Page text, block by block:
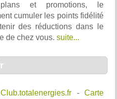
plans et promotions, le
cumuler les points fidélité
des réductions dans le
de chez vous. suite...
Club.totalenergies.fr - Carte